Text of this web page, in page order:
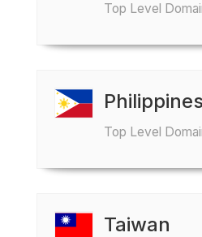
Top Level
Philippines
Top Level
Taiwan